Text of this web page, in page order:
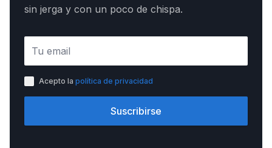
sin jerga y con un poco de chispa.
Acepto la política de privacidad
Suscribirse